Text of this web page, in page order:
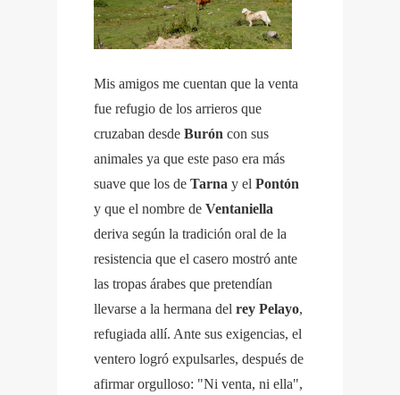
Mis amigos me cuentan que la venta
fue refugio de los arrieros que
cruzaban desde Burón con sus
animales ya que este paso era más
suave que los de Tarna y el Pontón
y que el nombre de Ventaniella
deriva según la tradición oral de la
resistencia que el casero mostró ante
las tropas árabes que pretendían
llevarse a la hermana del rey Pelayo,
refugiada allí. Ante sus exigencias, el
ventero logró expulsarles, después de
afirmar orgulloso: "Ni venta, ni ella",